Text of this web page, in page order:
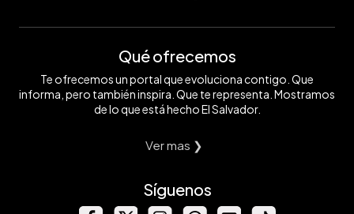
Qué ofrecemos
Te ofrecemos un portal que evoluciona contigo. Que
informa, pero también inspira. Que te representa. Mostramos
de lo que está hecho El Salvador.
Ver mas ❯
Síguenos